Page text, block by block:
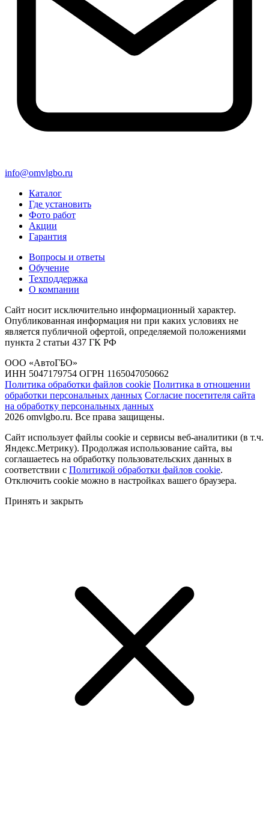
info@omvlgbo.ru
Каталог
Где установить
Фото работ
Акции
Гарантия
Вопросы и ответы
Обучение
Техподдержка
О компании
Сайт носит исключительно информационный характер.
Опубликованная информация ни при каких условиях не
является публичной офертой, определяемой положениями
пункта 2 статьи 437 ГК РФ
ООО «АвтоГБО»
ИНН 5047179754 ОГРН 1165047050662
Политика обработки файлов cookie Политика в отношении
обработки персональных данных Согласие посетителя сайта
на обработку персональных данных
2026 omvlgbo.ru. Все права защищены.
Сайт использует файлы cookie и сервисы веб-аналитики (в т.ч.
Яндекс.Метрику). Продолжая использование сайта, вы
соглашаетесь на обработку пользовательских данных в
соответствии с Политикой обработки файлов cookie.
Отключить cookie можно в настройках вашего браузера.
Принять и закрыть